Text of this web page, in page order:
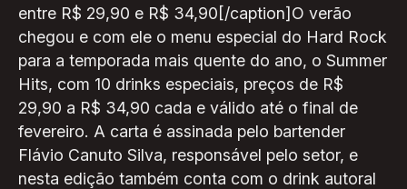
entre R$ 29,90 e R$ 34,90[/caption]O verão
chegou e com ele o menu especial do Hard Rock
para a temporada mais quente do ano, o Summer
Hits, com 10 drinks especiais, preços de R$
29,90 a R$ 34,90 cada e válido até o final de
fevereiro. A carta é assinada pelo bartender
Flávio Canuto Silva, responsável pelo setor, e
nesta edição também conta com o drink autoral